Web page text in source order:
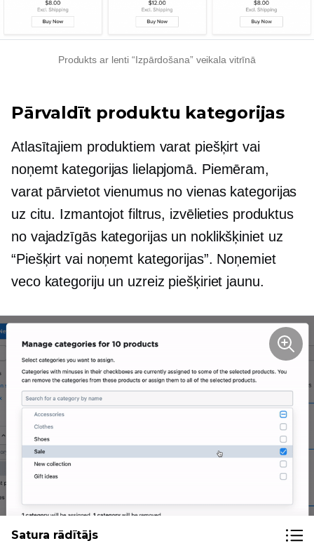
Produkts ar lenti “Izpārdošana” veikala vitrīnā
Pārvaldīt produktu kategorijas
Atlasītajiem produktiem varat piešķirt vai
noņemt kategorijas lielapjomā. Piemēram,
varat pārvietot vienumus no vienas kategorijas
uz citu. Izmantojot filtrus, izvēlieties produktus
no vajadzīgās kategorijas un noklikšķiniet uz
“Piešķirt vai noņemt kategorijas”. Noņemiet
veco kategoriju un uzreiz piešķiriet jaunu.
Satura rādītājs